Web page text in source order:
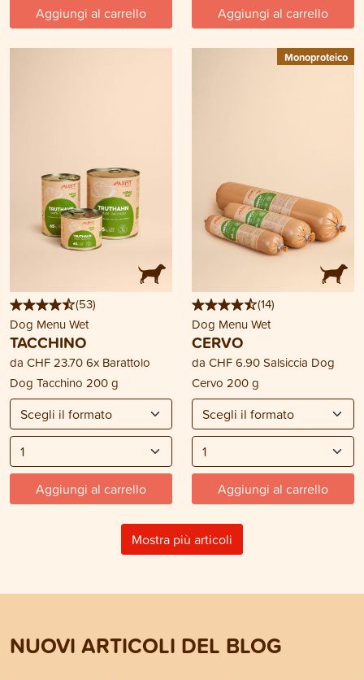
Aggiungi al carrello Aggiungi al carrello
(53)
Dog Menu Wet
TACCHINO
da CHF 23.706x Barattolo
Dog Tacchino 200 g
Aggiungi al carrello
Monoproteico
(14)
Dog Menu Wet
CERVO
da CHF 6.90Salsiccia Dog
Cervo 200 g
Aggiungi al carrello
Mostra più articoli
NUOVI ARTICOLI DEL BLOG